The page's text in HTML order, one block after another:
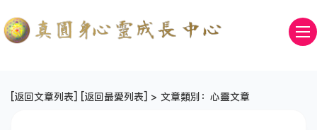
[返回文章列表] [返回最愛列表] > 文章類別：心靈文章